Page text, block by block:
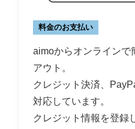
料金のお支払い
aimoからオンラインで
アウト。
クレジット決済、
対応しています。
クレジット情報を登録